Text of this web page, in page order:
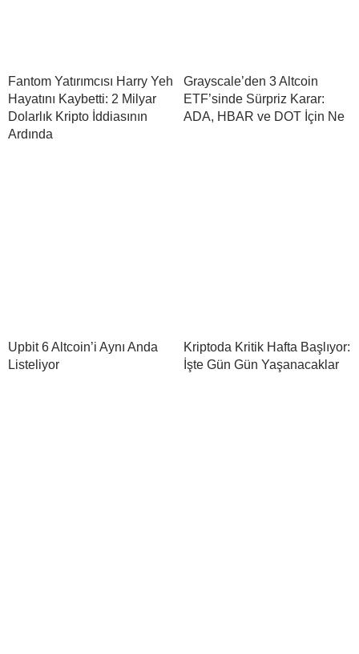
Fantom Yatırımcısı Harry Yeh
Hayatını Kaybetti: 2 Milyar
Dolarlık Kripto İddiasının
Ardında
Grayscale’den 3 Altcoin
ETF’sinde Sürpriz Karar:
ADA, HBAR ve DOT İçin Ne
Upbit 6 Altcoin’i Aynı Anda
Listeliyor
Kriptoda Kritik Hafta Başlıyor:
İşte Gün Gün Yaşanacaklar